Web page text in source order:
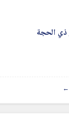
الحجة